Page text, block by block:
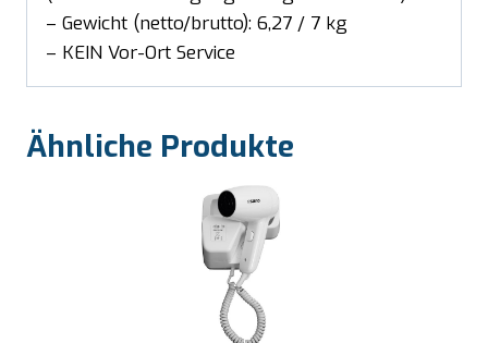
– Gewicht (netto/brutto): 6,27 / 7 kg
– KEIN Vor-Ort Service
Ähnliche Produkte